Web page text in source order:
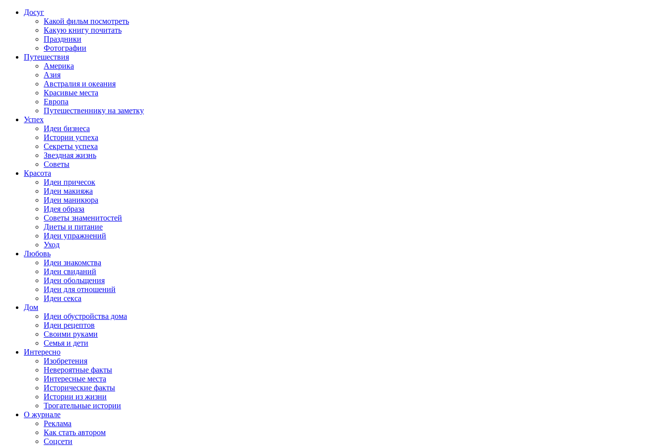
Досуг
Какой фильм посмотреть
Какую книгу почитать
Праздники
Фотографии
Путешествия
Америка
Азия
Австралия и океания
Красивые места
Европа
Путешественнику на заметку
Успех
Идеи бизнеса
Истории успеха
Секреты успеха
Звездная жизнь
Советы
Красота
Идеи причесок
Идеи макияжа
Идеи маникюра
Идея образа
Советы знаменитостей
Диеты и питание
Идеи упражнений
Уход
Любовь
Идеи знакомства
Идеи свиданий
Идеи обольщения
Идеи для отношений
Идеи секса
Дом
Идеи обустройства дома
Идеи рецептов
Своими руками
Семья и дети
Интересно
Изобретения
Невероятные факты
Интересные места
Исторические факты
Истории из жизни
Трогательные истории
О журнале
Реклама
Как стать автором
Соцсети